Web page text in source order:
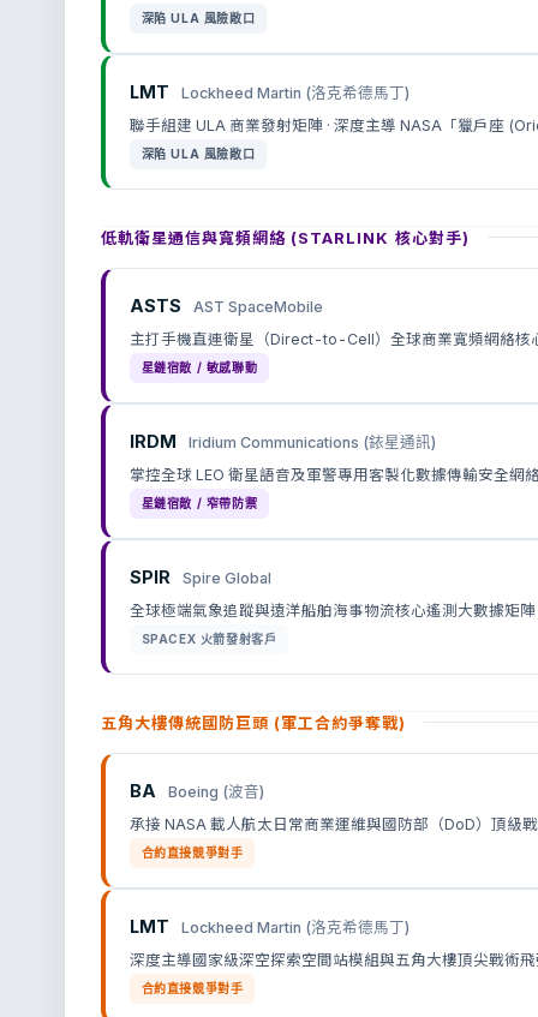
深陷 ULA 風險敞口
LMT
Lockheed Martin (洛克希德馬丁)
聯手組建 ULA 商業發射矩陣 · 深度主導 NASA「獵戶座
深陷 ULA 風險敞口
低軌衛星通信與寬頻網絡 (STARLINK 核心對手)
ASTS
AST SpaceMobile
主打手機直連衛星（Direct-to-Cell）全球商業寬頻網絡核
星鏈宿敵 / 敏感聯動
IRDM
Iridium Communications (銥星通訊)
掌控全球 LEO 衛星語音及軍警專用客製化數據傳輸安全網
星鏈宿敵 / 窄帶防禦
SPIR
Spire Global
全球極端氣象追蹤與遠洋船舶海事物流核心遙測大數據矩陣
SPACEX 火箭發射客戶
五角大樓傳統國防巨頭 (軍工合約爭奪戰)
BA
Boeing (波音)
承接 NASA 載人航太日常商業運維與國防部（DoD）頂級
合約直接競爭對手
LMT
Lockheed Martin (洛克希德馬丁)
深度主導國家級深空探索空間站模組與五角大樓頂尖戰術
合約直接競爭對手